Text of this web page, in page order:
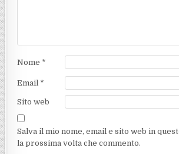
Nome *
Email *
Sito web
Salva il mio nome, email e sito web in
la prossima volta che commento.